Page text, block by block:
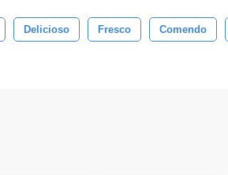
Delicioso Fresco Comendo